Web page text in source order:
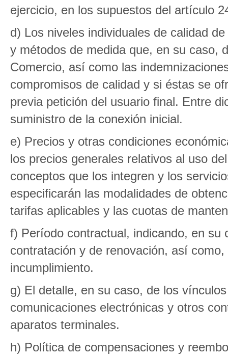
ejercicio, en los supuestos del artículo
d) Los niveles individuales de calidad
y métodos de medida que, en su caso,
Comercio, así como las
compromisos de calidad y si éstas se
previa petición del usuario final. Entre
suministro de la conexión inicial.
e) Precios y otras condiciones
los precios generales relativos al uso
conceptos que los integren y los
especificarán las modalidades de
tarifas aplicables y las cuotas de
f) Período contractual, indicando, en
contratación y de renovación, así
incumplimiento.
g) El detalle, en su caso, de los
comunicaciones electrónicas y otros
aparatos terminales.
h) Política de compensaciones y